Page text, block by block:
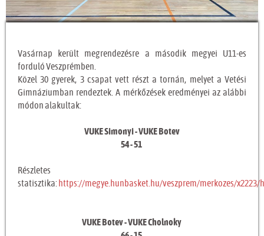
Vasárnap került megrendezésre a második megyei U11-es
forduló Veszprémben.
Közel 30 gyerek, 3 csapat vett részt a tornán, melyet a Vetési
Gimnáziumban rendeztek. A mérkőzések eredményei az alábbi
módon alakultak:
VUKE Simonyi - VUKE Botev
54 - 51
Részletes
statisztika: https://megye.hunbasket.hu/veszprem/merkozes/x2223/
VUKE Botev - VUKE Cholnoky